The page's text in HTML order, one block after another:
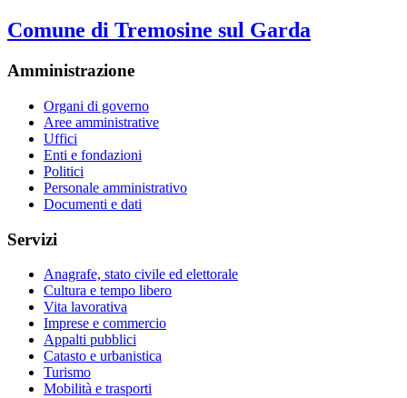
Comune di Tremosine sul Garda
Amministrazione
Organi di governo
Aree amministrative
Uffici
Enti e fondazioni
Politici
Personale amministrativo
Documenti e dati
Servizi
Anagrafe, stato civile ed elettorale
Cultura e tempo libero
Vita lavorativa
Imprese e commercio
Appalti pubblici
Catasto e urbanistica
Turismo
Mobilità e trasporti